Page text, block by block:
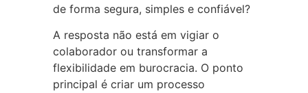
de forma segura, simples e confiável?
A resposta não está em vigiar o
colaborador ou transformar a
flexibilidade em burocracia. O ponto
principal é criar um processo